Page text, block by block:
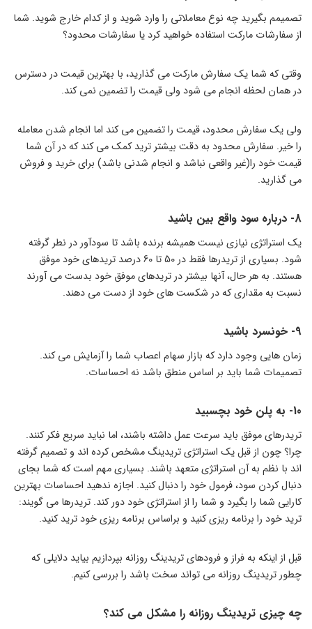
تصمیمم بگیرید چه نوع معاملاتی را وارد شوید و از کدام خارج شوید. شما
از سفارشات مارکت استفاده خواهید کرد یا سفارشات محدود؟
وقتی که شما یک سفارش مارکت می گذارید، با بهترین قیمت در دسترس
در همان لحظه انجام می شود ولی قیمت را تضمین نمی کند.
ولی یک سفارش محدود، قیمت را تضمین می کند اما انجام شدن معامله
را خیر. سفارش محدود به دقت بیشتر ترید کمک می کند که در آن شما
قیمت خود را(غیر واقعی نباشد و انجام شدنی باشد) برای خرید و فروش
می گذارید.
8- درباره سود واقع بین باشید
یک استراتژی نیازی نیست همیشه برنده باشد تا سودآور در نطر گرفته
شود. بسیاری از تریدرها فقط در 50 تا 60 درصد تریدهای خود موفق
هستند. به هر حال، آنها بیشتر در تریدهای موفق خود بدست می آورند
نسبت به مقداری که در شکست های خود از دست می دهند.
9- خونسرد باشید
زمان هایی وجود دارد که بازار سهام اعصاب شما را آزمایش می کند.
تصمیمات شما باید بر اساس منطق باشد نه احساسات.
10- به پلن خود بچسبید
تریدرهای موفق باید سرعت عمل داشته باشند، اما نباید سریع فکر کنند.
چرا؟ چون از قبل یک استراتژی تریدینگ مشخص کرده اند و تصمیم گرفته
اند با نظم به آن استراتژی متعهد باشند. بسیاری مهم است که شما بجای
دنبال کردن سود، فرمول خود را دنبال کنید. اجازه ندهید احساسات بهترین
کارایی شما را بگیرد و شما را از استراتژی خود دور کند. تریدرها می گویند:
ترید خود را برنامه ریزی کنید و براساس برنامه ریزی خود ترید کنید.
قبل از اینکه به فراز و فرودهای تریدینگ روزانه بپردازیم بیاید دلایلی که
چطور تریدینگ روزانه می تواند سخت باشد را بررسی کنیم.
چه چیزی تریدینگ روزانه را مشکل می کند؟